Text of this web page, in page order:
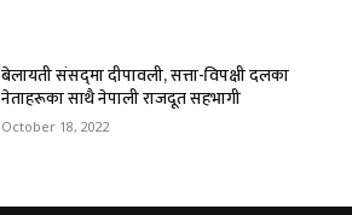
बेलायती संसद्‌मा दीपावली‚ सत्ता-विपक्षी दलका
नेताहरूका साथै नेपाली राजदूत सहभागी
October 18, 2022